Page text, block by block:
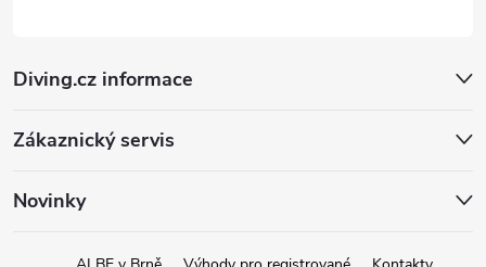
Diving.cz informace
Zákaznický servis
Novinky